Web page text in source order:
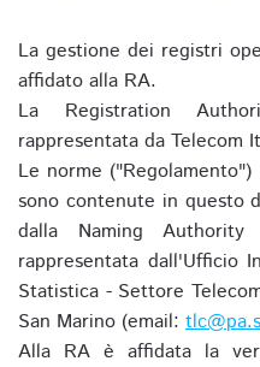
La gestione dei registri
affidato alla RA.
La Registration
rappresentata da Telecom
Le norme
sono contenute in questo
dalla Naming
rappresentata dall'Ufficio
Statistica - Settore
San Marino (email:
Alla RA è affidata la